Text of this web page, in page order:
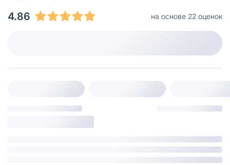
4.86
на основе 22 оценок